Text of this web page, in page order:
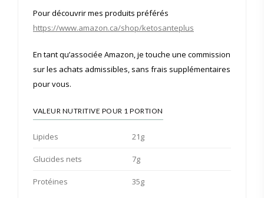
Pour découvrir mes produits préférés
https://www.amazon.ca/shop/ketosanteplus
En tant qu’associée Amazon, je touche une commission
sur les achats admissibles, sans frais supplémentaires
pour vous.
VALEUR NUTRITIVE POUR 1 PORTION
Lipides 21g
Glucides nets 7g
Protéines 35g